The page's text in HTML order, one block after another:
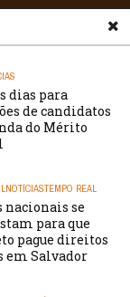
dias para
de candidatos
do Mérito
NOTÍCIASTEMPO REAL
se
para que
pague direitos
em Salvador